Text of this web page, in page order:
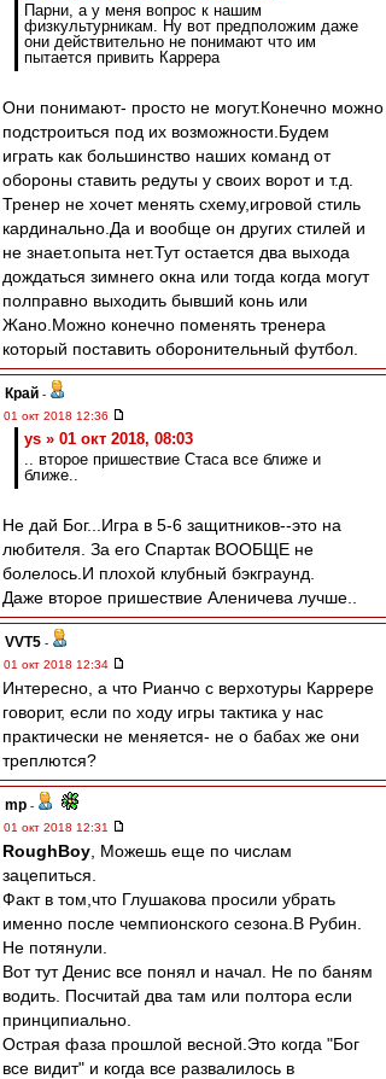
Парни, а у меня вопрос к нашим
физкультурникам. Ну вот предположим даже
они действительно не понимают что им
пытается привить Каррера
Они понимают- просто не могут.Конечно можно
подстроиться под их возможности.Будем
играть как большинство наших команд от
обороны ставить редуты у своих ворот и т.д.
Тренер не хочет менять схему,игровой стиль
кардинально.Да и вообще он других стилей и
не знает.опыта нет.Тут остается два выхода
дождаться зимнего окна или тогда когда могут
полправно выходить бывший конь или
Жано.Можно конечно поменять тренера
который поставить оборонительный футбол.
Край -
01 окт 2018 12:36
ys » 01 окт 2018, 08:03
.. второе пришествие Стаса все ближе и
ближе..
Не дай Бог...Игра в 5-6 защитников--это на
любителя. За его Спартак ВООБЩЕ не
болелось.И плохой клубный бэкграунд.
Даже второе пришествие Аленичева лучше..
VVT5 -
01 окт 2018 12:34
Интересно, а что Рианчо с верхотуры Каррере
говорит, если по ходу игры тактика у нас
практически не меняется- не о бабах же они
треплются?
mp -
01 окт 2018 12:31
RoughBoy , Можешь еще по числам
зацепиться.
Факт в том,что Глушакова просили убрать
именно после чемпионского сезона.В Рубин.
Не потянули.
Вот тут Денис все понял и начал. Не по баням
водить. Посчитай два там или полтора если
принципиально.
Острая фаза прошлой весной.Это когда "Бог
все видит" и когда все развалилось в